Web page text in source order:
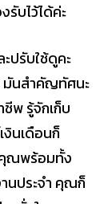
บไว้ได้ค่ะ
ปรับใช้ดูคะ
มันสำคัญทัศนะ
พ รู้จักเก็บ
งินเดือนก็
คุณพร้อมทั้ง
นประจำ คุณก็